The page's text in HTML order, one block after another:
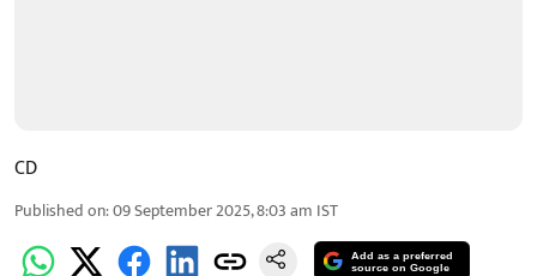
CD
Published on:09 September 2025, 8:03 am IST
Add as a preferred
source on Google